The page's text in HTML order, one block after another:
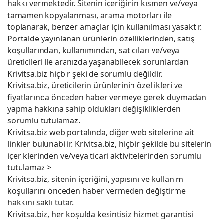
hakkı vermektedir. Sitenin içeriğinin kısmen ve/veya
tamamen kopyalanması, arama motorları ile
toplanarak, benzer amaçlar için kullanılması yasaktır.
Portalde yayınlanan ürünlerin özelliklerinden, satış
koşullarından, kullanımından, satıcıları ve/veya
üreticileri ile aranızda yaşanabilecek sorunlardan
Krivitsa.biz hiçbir şekilde sorumlu değildir.
Krivitsa.biz, üreticilerin ürünlerinin özellikleri ve
fiyatlarında önceden haber vermeye gerek duymadan
yapma hakkına sahip oldukları değişikliklerden
sorumlu tutulamaz.
Krivitsa.biz web portalında, diğer web sitelerine ait
linkler bulunabilir. Krivitsa.biz, hiçbir şekilde bu sitelerin
içeriklerinden ve/veya ticari aktivitelerinden sorumlu
tutulamaz >
Krivitsa.biz, sitenin içeriğini, yapısını ve kullanım
koşullarını önceden haber vermeden değiştirme
hakkını saklı tutar.
Krivitsa.biz, her koşulda kesintisiz hizmet garantisi